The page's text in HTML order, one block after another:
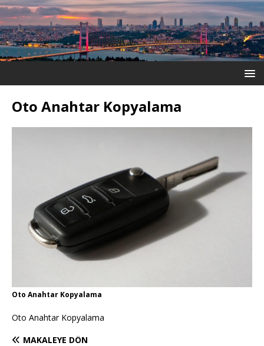
Oto Anahtar Kopyalama
Oto Anahtar Kopyalama
Oto Anahtar Kopyalama
MAKALEYE DÖN